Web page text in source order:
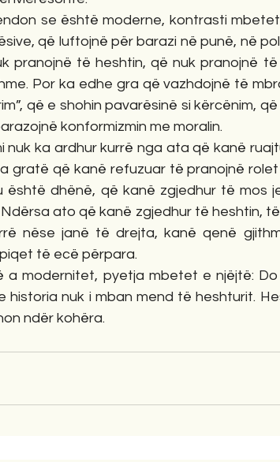
se është moderne, kontrasti
që luftojnë për barazi në punë, në
pranojnë të heshtin, që nuk pranojnë
Por ka edhe gra që vazhdojnë të
që e shohin pavarësinë si kërcënim,
konformizmin me moralin.
nuk ka ardhur kurrë nga ata që kanë
gratë që kanë refuzuar të pranojnë
është dhënë, që kanë zgjedhur të mos
ato që kanë zgjedhur të heshtin,
nëse janë të drejta, kanë qenë
të ecë përpara.
a modernitet, pyetja mbetet e njëjtë:
historia nuk i mban mend të heshturit.
ndër kohëra.